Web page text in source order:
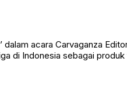
acara Carvaganza
di Indonesia sebagai